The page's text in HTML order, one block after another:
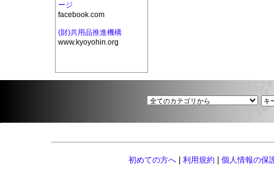
ージ
facebook.com
(財)共用品推進機構
www.kyoyohin.org
初めての方へ 利用規約 個人情報の保